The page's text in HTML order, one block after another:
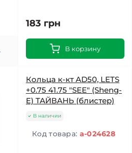
183 грн
В корзину
Кольца к-кт AD50, LETS
+0.75 41.75 "SEE" (Sheng-
E) ТАЙВАНЬ (блистер)
В наличии
Код товара: a-024628